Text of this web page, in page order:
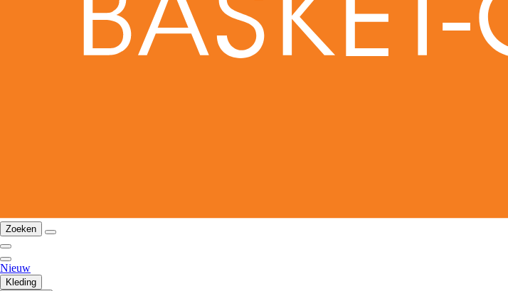
Zoeken
Nieuw
Kleding